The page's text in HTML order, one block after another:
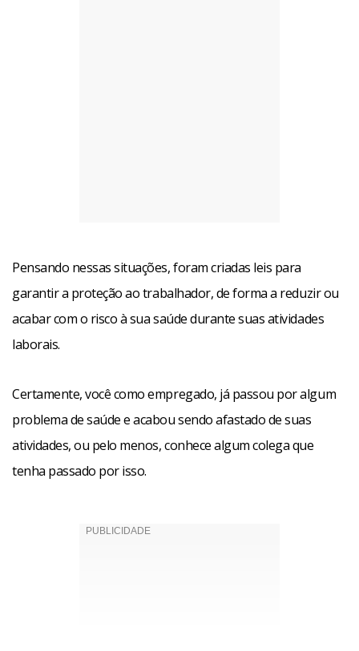
Pensando nessas situações, foram criadas leis para
garantir a proteção ao trabalhador, de forma a reduzir ou
acabar com o risco à sua saúde durante suas atividades
laborais.
Certamente, você como empregado, já passou por algum
problema de saúde e acabou sendo afastado de suas
atividades, ou pelo menos, conhece algum colega que
tenha passado por isso.